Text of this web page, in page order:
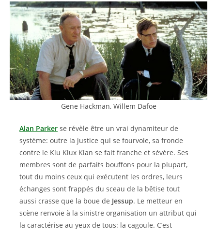
Gene Hackman, Willem Dafoe
Alan Parker se révèle être un vrai dynamiteur de
système: outre la justice qui se fourvoie, sa fronde
contre le Klu Klux Klan se fait franche et sévère. Ses
membres sont de parfaits bouffons pour la plupart,
tout du moins ceux qui exécutent les ordres, leurs
échanges sont frappés du sceau de la bêtise tout
aussi crasse que la boue de Jessup. Le metteur en
scène renvoie à la sinistre organisation un attribut qui
la caractérise au yeux de tous: la cagoule. C’est